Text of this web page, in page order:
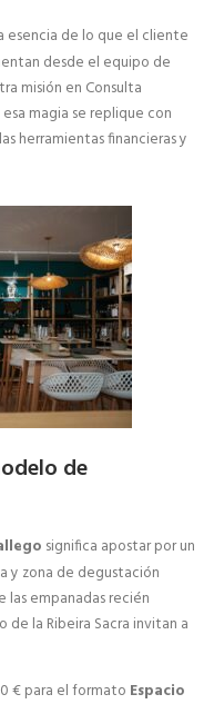
esencia de lo que el cliente
desde el equipo de
misión en Consulta
magia se replique con
herramientas financieras y
de
significa apostar por un
y zona de degustación
las empanadas recién
de la Ribeira Sacra invitan a
€ para el formato Espacio